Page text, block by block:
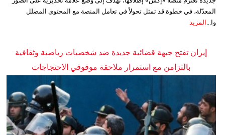
المعدّلة، في خطوة قد تمثل تحولاً في تعامل المنصة مع المحتوى المضلل
وا... المزيد
إيران تفتح جبهة قضائية جديدة ضد شخصيات رياضية وثقافية
بالتزامن مع استمرار ملاحقة موقوفي الاحتجاجات